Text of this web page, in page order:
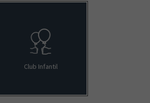
Club Infantil